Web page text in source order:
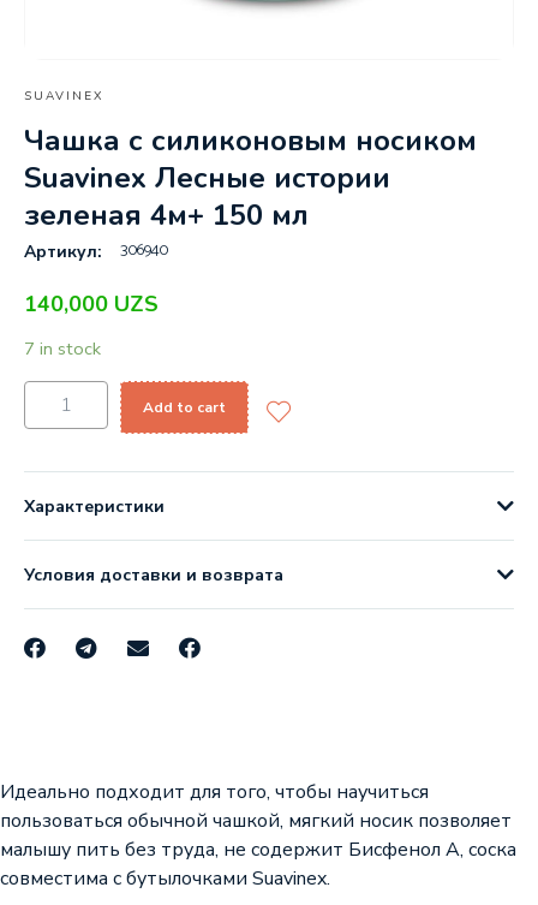
SUAVINEX
Чашка с силиконовым носиком
Suavinex Лесные истории
зеленая 4м+ 150 мл
Артикул: 306940
140,000 UZS
7 in stock
Add to cart
Характеристики
Условия доставки и возврата
Идеально подходит для того, чтобы научиться
пользоваться обычной чашкой, мягкий носик позволяет
малышу пить без труда, не содержит Бисфенол А, соска
совместима с бутылочками Suavinex.